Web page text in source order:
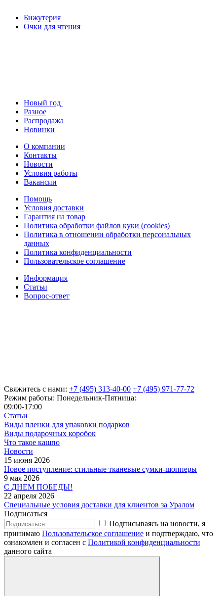
Бижутерия
Очки для чтения
Новый год
Разное
Распродажа
Новинки
О компании
Контакты
Новости
Условия работы
Вакансии
Помощь
Условия доставки
Гарантия на товар
Политика обработки файлов куки (cookies)
Политика в отношении обработки персональных
данных
Политика конфиденциальности
Пользовательское соглашение
Информация
Статьи
Вопрос-ответ
Свяжитесь с нами: +7 (495) 313-40-00 +7 (495) 971-77-72
Режим работы: Понедельник-Пятница:
09:00-17:00
Статьи
Виды пленки для упаковки подарков
Виды подарочных коробок
Что такое кашпо
Новости
15 июня 2026
Новое поступление: стильные тканевые сумки-шопперы
9 мая 2026
С ДНЕМ ПОБЕДЫ!
22 апреля 2026
Специальные условия доставки для клиентов за Уралом
Подписаться
Подписываясь на новости, я
принимаю Пользовательское соглашение и подтверждаю, что
ознакомлен и согласен с Политикой конфиденциальности
данного сайта